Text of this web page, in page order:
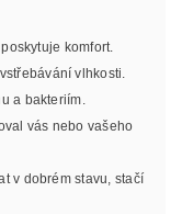
komfort.
vlhkosti.
a bakteriím.
vás nebo vašeho
v dobrém stavu, stačí